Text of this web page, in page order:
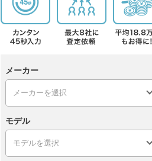
メーカー
モデル